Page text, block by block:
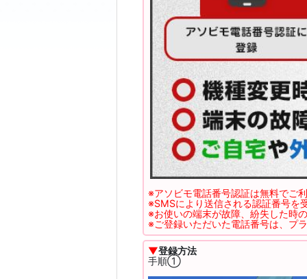
※アソビモ電話番号認証は無料でご
※SMSにより送信される認証番号を
※お使いの端末が故障、紛失した時
※ご登録いただいた電話番号は、プ
▼登録方法
手順①